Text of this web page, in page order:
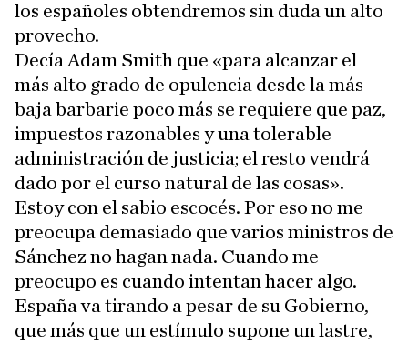
los españoles obtendremos sin duda un alto
provecho.
Decía Adam Smith que «para alcanzar el
más alto grado de opulencia desde la más
baja barbarie poco más se requiere que paz,
impuestos razonables y una tolerable
administración de justicia; el resto vendrá
dado por el curso natural de las cosas».
Estoy con el sabio escocés. Por eso no me
preocupa demasiado que varios ministros de
Sánchez no hagan nada. Cuando me
preocupo es cuando intentan hacer algo.
España va tirando a pesar de su Gobierno,
que más que un estímulo supone un lastre,